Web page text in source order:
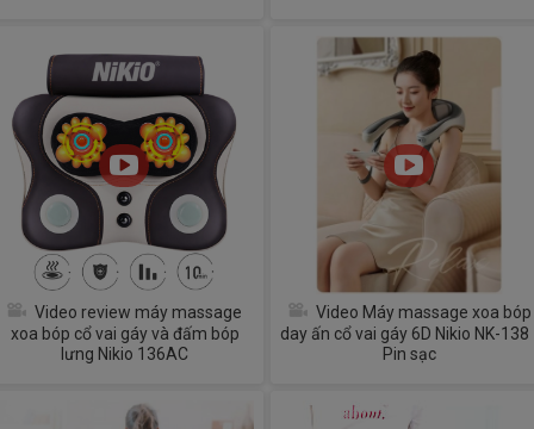
Video review máy massage
xoa bóp cổ vai gáy và đấm bóp
lưng Nikio 136AC
Video Máy massage xoa bóp
day ấn cổ vai gáy 6D Nikio NK-138
Pin sạc